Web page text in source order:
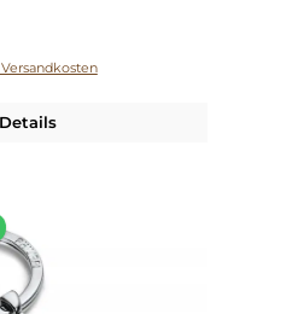
Details